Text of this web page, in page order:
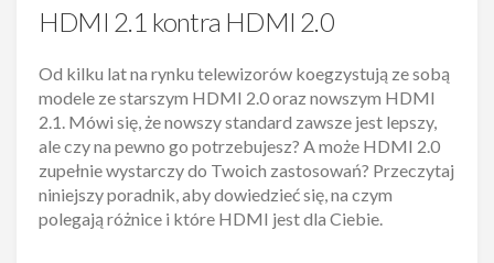
HDMI 2.1 kontra HDMI 2.0
Od kilku lat na rynku telewizorów koegzystują ze sobą
modele ze starszym HDMI 2.0 oraz nowszym HDMI
2.1. Mówi się, że nowszy standard zawsze jest lepszy,
ale czy na pewno go potrzebujesz? A może HDMI 2.0
zupełnie wystarczy do Twoich zastosowań? Przeczytaj
niniejszy poradnik, aby dowiedzieć się, na czym
polegają różnice i które HDMI jest dla Ciebie.